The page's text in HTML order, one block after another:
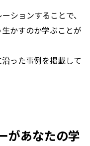
ションすることで、
かすのか学ぶことが
った事例を掲載して
があなたの学